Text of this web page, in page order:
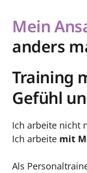
Mein
anders
Training
Gefühl
Ich arbeite nicht
Ich arbeite mit
Als